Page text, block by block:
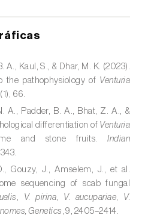
A., Kaul, S., & Dhar, M. K. (2023).
the pathophysiology of Venturia
66.
A., Padder, B. A., Bhat, Z. A., &
differentiation of Venturia
and stone fruits.Indian
Gouzy, J., Amselem, J., et al.
sequencing of scab fungal
V. pirina V. aucupariae
V.
Genetics , 9, 2405–2414.